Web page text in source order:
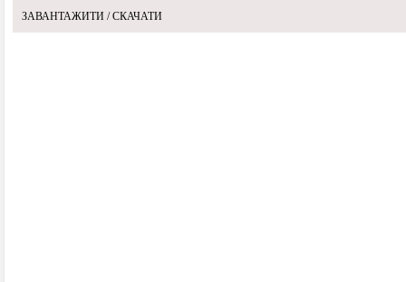
ЗАВАНТАЖИТИ / СКАЧАТИ